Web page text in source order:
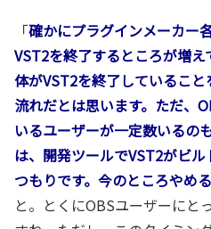
「確かにプラグインメーカー
VST2を終了するところが増
体がVST2を終了しているこ
流れだとは思います。ただ、
いるユーザーが一定数いるの
は、開発ツールでVST2がビ
つもりです。今のところやめ
と。とくにOBSユーザーにと